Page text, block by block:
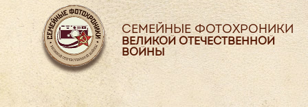
СЕМЕЙНЫЕ ФОТОХРОНИКИ
ВЕЛИКОЙ ОТЕЧЕСТВЕННОЙ
ВОЙНЫ